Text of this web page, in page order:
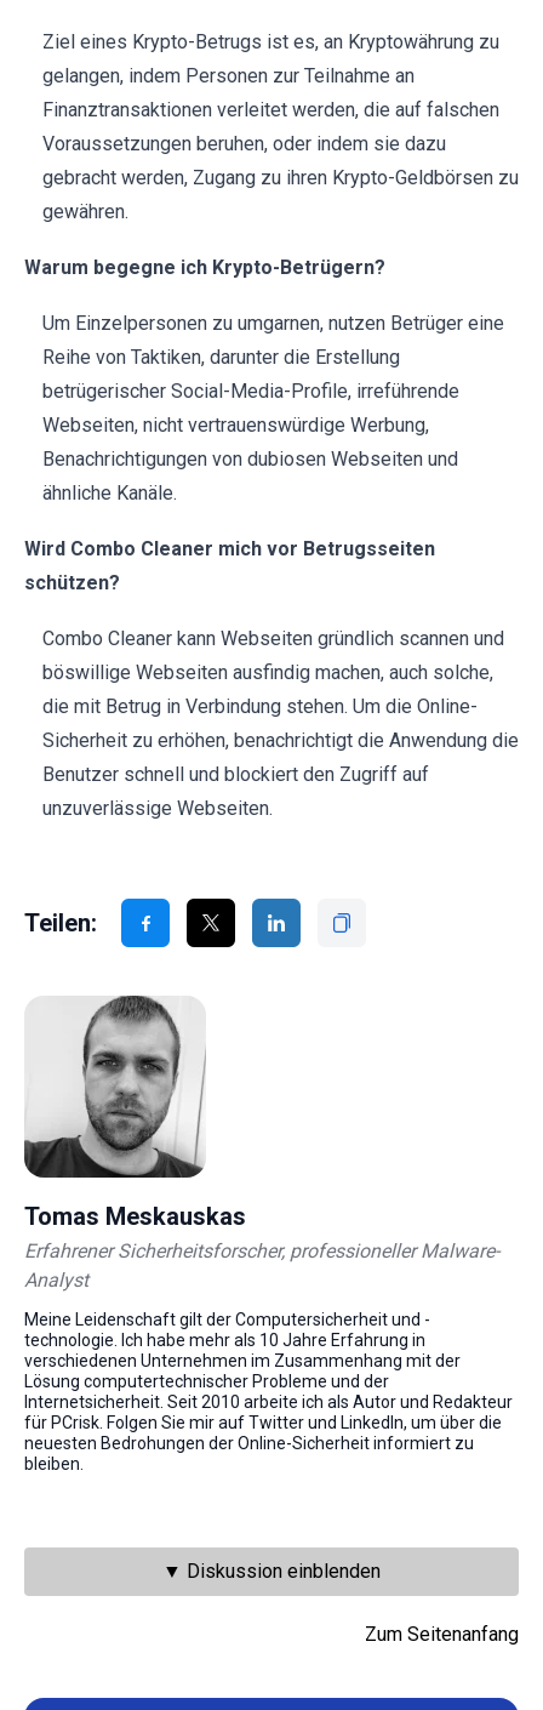
Ziel eines Krypto-Betrugs ist es, an Kryptowährung zu
gelangen, indem Personen zur Teilnahme an
Finanztransaktionen verleitet werden, die auf falschen
Voraussetzungen beruhen, oder indem sie dazu
gebracht werden, Zugang zu ihren Krypto-Geldbörsen zu
gewähren.
Warum begegne ich Krypto-Betrügern?
Um Einzelpersonen zu umgarnen, nutzen Betrüger eine
Reihe von Taktiken, darunter die Erstellung
betrügerischer Social-Media-Profile, irreführende
Webseiten, nicht vertrauenswürdige Werbung,
Benachrichtigungen von dubiosen Webseiten und
ähnliche Kanäle.
Wird Combo Cleaner mich vor Betrugsseiten
schützen?
Combo Cleaner kann Webseiten gründlich scannen und
böswillige Webseiten ausfindig machen, auch solche,
die mit Betrug in Verbindung stehen. Um die Online-
Sicherheit zu erhöhen, benachrichtigt die Anwendung die
Benutzer schnell und blockiert den Zugriff auf
unzuverlässige Webseiten.
Teilen:
Tomas Meskauskas
Erfahrener Sicherheitsforscher, professioneller Malware-
Analyst
Meine Leidenschaft gilt der Computersicherheit und -
technologie. Ich habe mehr als 10 Jahre Erfahrung in
verschiedenen Unternehmen im Zusammenhang mit der
Lösung computertechnischer Probleme und der
Internetsicherheit. Seit 2010 arbeite ich als Autor und Redakteur
für PCrisk. Folgen Sie mir auf Twitter und LinkedIn, um über die
neuesten Bedrohungen der Online-Sicherheit informiert zu
bleiben.
▼ Diskussion einblenden
Zum Seitenanfang